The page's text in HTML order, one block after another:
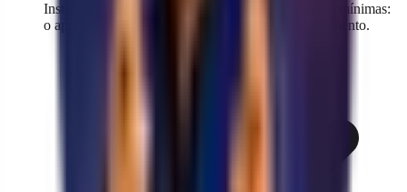
Instalação pela Shopify App Store com permissões mínimas:
o app não toca seu tema nem suas chaves de pagamento.